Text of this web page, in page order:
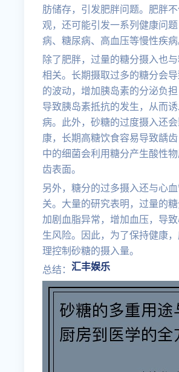
肪储存，引发肥胖问题。肥胖
观，还可能引发一系列健康问
病、糖尿病、高血压等慢性疾病
除了肥胖，过量的糖分摄入也
相关。长期摄取过多的糖分会
的波动，增加胰岛素的分泌负
导致胰岛素抵抗的发生，从而
病。此外，砂糖的过度摄入还
康，长期高糖饮食容易导致龋
中的细菌会利用糖分产生酸性
齿表面。
另外，糖分的过多摄入还与心
关。大量的研究表明，过量的
加剧血脂异常，增加血压，导
生风险。因此，为了保持健康
理控制砂糖的摄入量。
总结： 汇丰娱乐